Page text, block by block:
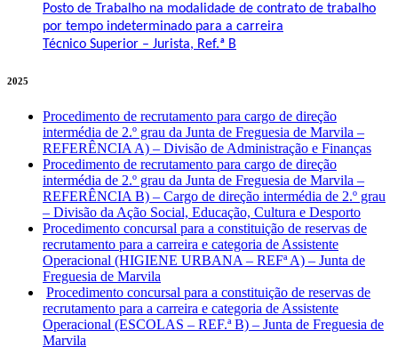
Posto de Trabalho na modalidade de contrato de trabalho
por tempo indeterminado para a carreira
Técnico Superior – Jurista, Ref.ª B
2025
Procedimento de recrutamento para cargo de direção
intermédia de 2.º grau da Junta de Freguesia de Marvila –
REFERÊNCIA A) – Divisão de Administração e Finanças
Procedimento de recrutamento para cargo de direção
intermédia de 2.º grau da Junta de Freguesia de Marvila –
REFERÊNCIA B) – Cargo de direção intermédia de 2.º grau
– Divisão da Ação Social, Educação, Cultura e Desporto
Procedimento concursal para a constituição de reservas de
recrutamento para a carreira e categoria de Assistente
Operacional (HIGIENE URBANA – REFª A) – Junta de
Freguesia de Marvila
Procedimento concursal para a constituição de reservas de
recrutamento para a carreira e categoria de Assistente
Operacional (ESCOLAS – REF.ª B) – Junta de Freguesia de
Marvila